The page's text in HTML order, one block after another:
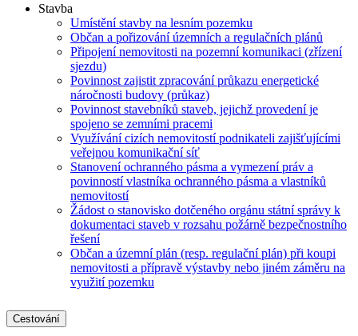
Stavba
Umístění stavby na lesním pozemku
Občan a pořizování územních a regulačních plánů
Připojení nemovitosti na pozemní komunikaci (zřízení
sjezdu)
Povinnost zajistit zpracování průkazu energetické
náročnosti budovy (průkaz)
Povinnost stavebníků staveb, jejichž provedení je
spojeno se zemními pracemi
Využívání cizích nemovitostí podnikateli zajišťujícími
veřejnou komunikační síť
Stanovení ochranného pásma a vymezení práv a
povinností vlastníka ochranného pásma a vlastníků
nemovitostí
Žádost o stanovisko dotčeného orgánu státní správy k
dokumentaci staveb v rozsahu požárně bezpečnostního
řešení
Občan a územní plán (resp. regulační plán) při koupi
nemovitosti a přípravě výstavby nebo jiném záměru na
využití pozemku
Cestování